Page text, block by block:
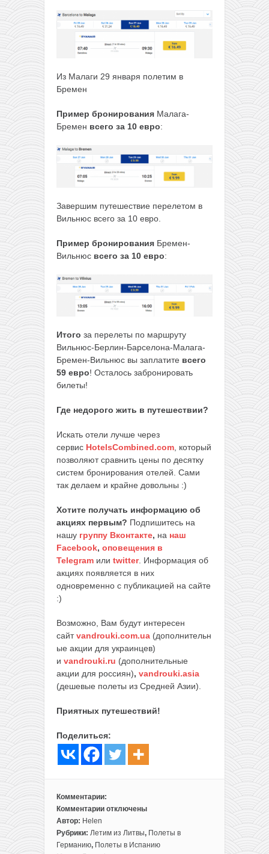
Из Малаги 29 января полетим в
Бремен
Пример бронирования Малага-
Бремен всего за 10 евро:
Завершим путешествие перелетом в
Вильнюс всего за 10 евро.
Пример бронирования Бремен-
Вильнюс всего за 10 евро:
Итого за перелеты по маршруту
Вильнюс-Берлин-Барселона-Малага-
Бремен-Вильнюс вы заплатите всего
59 евро! Осталось забронировать
билеты!
Где недорого жить в путешествии?
Искать отели лучше через
сервис HotelsCombined.com , который
позволяют сравнить цены по десятку
систем бронирования отелей. Сами
так делаем и крайне довольны :)
Хотите получать информацию об
акциях первым? Подпишитесь на
нашу группу Вконтакте, на наш
Facebook, оповещения в
Telegram или twitter. Информация об
акциях появляется в них
одновременно с публикацией на сайте
:)
Возможно, Вам будут интересен
сайтvandrouki.com.ua (дополнительн
ые акции для украинцев)
и vandrouki.ru (дополнительные
акции для россиян), vandrouki.asia
(дешевые полеты из Средней Азии).
Приятных путешествий!
Поделиться:
Комментарии:
Комментарии
к
записи
Берлин,
отключены
Автор: Helen
Рубрики: Летим из Литвы, Полеты в
Германию, Полеты в Испанию